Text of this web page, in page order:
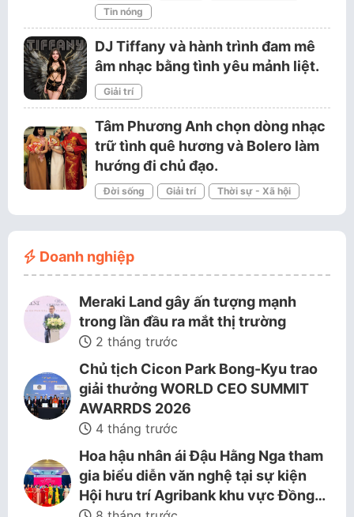
Tin nóng
DJ Tiffany và hành trình đam mê
âm nhạc bằng tình yêu mảnh liệt.
Giải trí
Tâm Phương Anh chọn dòng nhạc
trữ tình quê hương và Bolero làm
hướng đi chủ đạo.
Đời sống Giải trí Thời sự - Xã hội
Doanh nghiệp
Meraki Land gây ấn tượng mạnh
trong lần đầu ra mắt thị trường
2 tháng trước
Chủ tịch Cicon Park Bong-Kyu trao
giải thưởng WORLD CEO SUMMIT
AWARRDS 2026
4 tháng trước
Hoa hậu nhân ái Đậu Hằng Nga tham
gia biểu diễn văn nghệ tại sự kiện
Hội hưu trí Agribank khu vực Đồng…